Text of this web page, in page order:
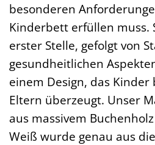
besonderen
Kinderbett erfüllen muss.
erster Stelle, gefolgt von
gesundheitlichen
einem Design, das
Eltern überzeugt. Unser
aus massivem
Weiß wurde genau aus